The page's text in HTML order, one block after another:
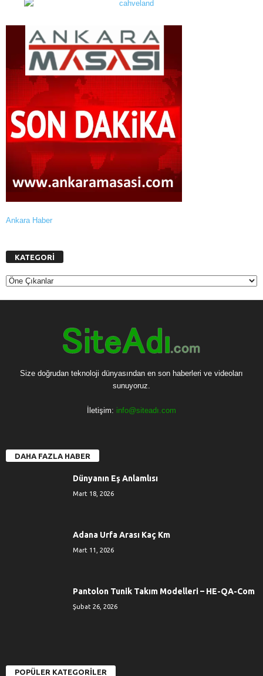
Ankara Haber
KATEGORİ
K
Size doğrudan teknoloji dünyasından en son haberleri ve videoları
sunuyoruz.
İletişim: info@siteadı.com
DAHA FAZLA HABER
Dünyanın Eş Anlamlısı
Mart 18, 2026
Adana Urfa Arası Kaç Km
Mart 11, 2026
Pantolon Tunik Takım Modelleri – HE-QA-Com
Şubat 26, 2026
POPÜLER KATEGORİLER